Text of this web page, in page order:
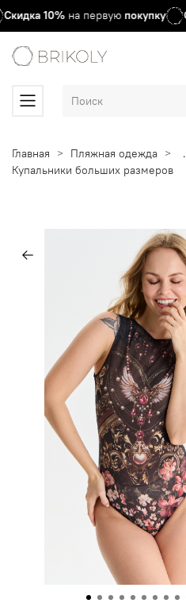
Скидка10%на первуюпокупку
Главная Пляжная одежда
Купальники больших размеров